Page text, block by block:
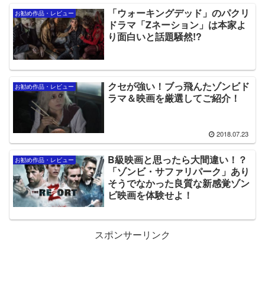
お勧め作品・レビュー
「ウォーキングデッド」のパクリ
ドラマ「Zネーション」は本家よ
り面白いと話題騒然!?
お勧め作品・レビュー
クセが強い！ブっ飛んたゾンビド
ラマ＆映画を厳選してご紹介！
2018.07.23
お勧め作品・レビュー
B級映画と思ったら大間違い！？
「ゾンビ・サファリパーク」あり
そうでなかった良質な新感覚ゾン
ビ映画を体験せよ！
スポンサーリンク